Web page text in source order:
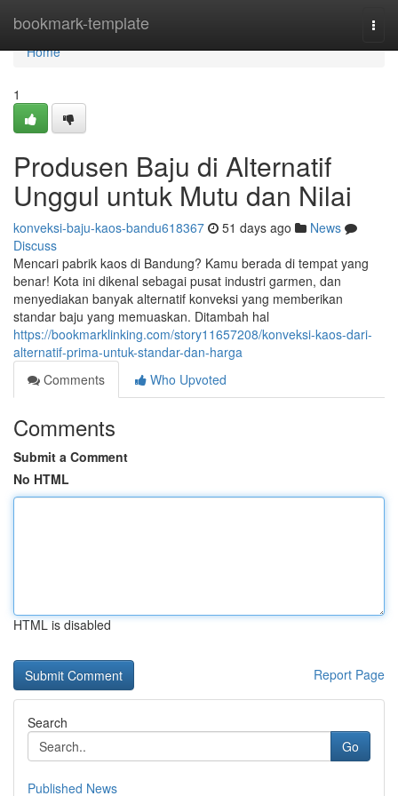
bookmark-template
Home
Home
1
Produsen Baju di Alternatif
Unggul untuk Mutu dan Nilai
konveksi-baju-kaos-bandu618367 51 days ago
News
Discuss
Mencari pabrik kaos di Bandung? Kamu berada di tempat yang
benar! Kota ini dikenal sebagai pusat industri garmen, dan
menyediakan banyak alternatif konveksi yang memberikan
standar baju yang memuaskan. Ditambah hal
https://bookmarklinking.com/story11657208/konveksi-kaos-dari-
alternatif-prima-untuk-standar-dan-harga
Comments
Who Upvoted
Comments
Submit a Comment
No HTML
HTML is disabled
Report Page
Search
Go
Published News